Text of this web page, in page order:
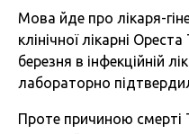
Мова йде про лікаря-
клінічної лікарні
березня в інфекційній
лабораторно
Проте причиною смерті